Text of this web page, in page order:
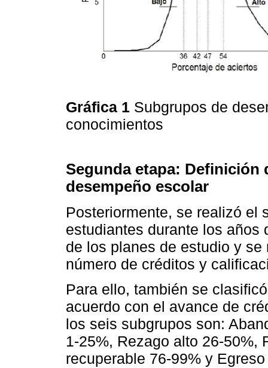
Gráfica 1 Subgrupos de
conocimientos
Segunda etapa: Definición
desempeño escolar
Posteriormente, se realizó el
estudiantes durante los años
de los planes de estudio y
número de créditos y
Para ello, también se
acuerdo con el avance de
los seis subgrupos son:
1-25%, Rezago alto 26-50%,
recuperable 76-99% y